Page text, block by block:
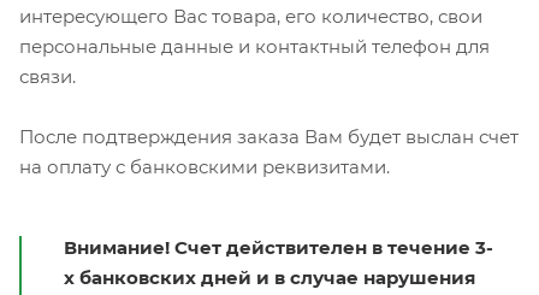
интересующего Вас товара, его количество, свои
персональные данные и контактный телефон для
связи.
После подтверждения заказа Вам будет выслан счет
на оплату с банковскими реквизитами.
Внимание! Счет действителен в течение 3-
х банковских дней и в случае нарушения